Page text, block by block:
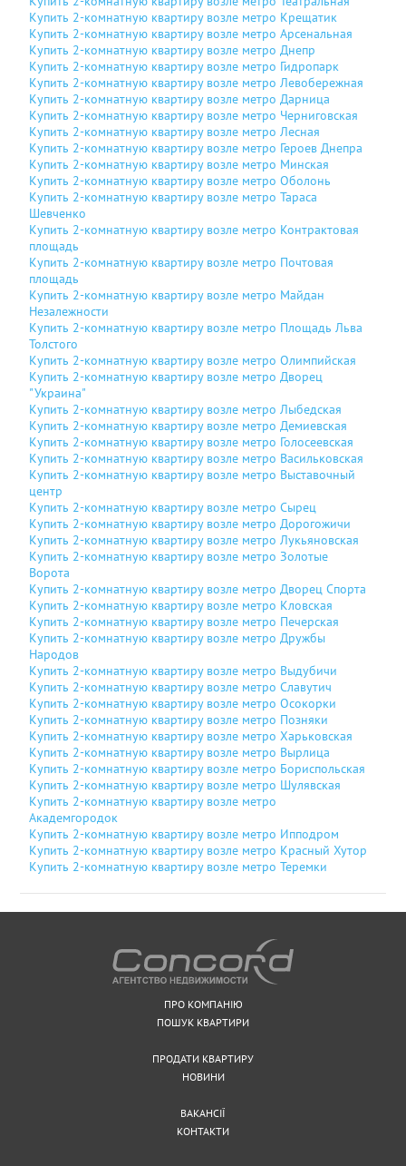
НАДІСЛАТИ
Купить 2-комнатную квартиру возле метро Крещатик
Купить 2-комнатную квартиру возле метро Арсенальная
Купить 2-комнатную квартиру возле метро Днепр
Купить 2-комнатную квартиру возле метро Гидропарк
Купить 2-комнатную квартиру возле метро Левобережная
Купить 2-комнатную квартиру возле метро Дарница
Купить 2-комнатную квартиру возле метро Черниговская
Купить 2-комнатную квартиру возле метро Лесная
Купить 2-комнатную квартиру возле метро Героев Днепра
Купить 2-комнатную квартиру возле метро Минская
Купить 2-комнатную квартиру возле метро Оболонь
Купить 2-комнатную квартиру возле метро Тараса
Шевченко
Купить 2-комнатную квартиру возле метро Контрактовая
площадь
Купить 2-комнатную квартиру возле метро Почтовая
площадь
Купить 2-комнатную квартиру возле метро Майдан
Незалежности
Купить 2-комнатную квартиру возле метро Площадь Льва
Толстого
Купить 2-комнатную квартиру возле метро Олимпийская
Купить 2-комнатную квартиру возле метро Дворец
"Украина"
Купить 2-комнатную квартиру возле метро Лыбедская
Купить 2-комнатную квартиру возле метро Демиевская
Купить 2-комнатную квартиру возле метро Голосеевская
Купить 2-комнатную квартиру возле метро Васильковская
Купить 2-комнатную квартиру возле метро Выставочный
центр
Купить 2-комнатную квартиру возле метро Сырец
Купить 2-комнатную квартиру возле метро Дорогожичи
Купить 2-комнатную квартиру возле метро Лукьяновская
Купить 2-комнатную квартиру возле метро Золотые
Ворота
Купить 2-комнатную квартиру возле метро Дворец Спорта
Купить 2-комнатную квартиру возле метро Кловская
Купить 2-комнатную квартиру возле метро Печерская
Купить 2-комнатную квартиру возле метро Дружбы
Народов
Купить 2-комнатную квартиру возле метро Выдубичи
Купить 2-комнатную квартиру возле метро Славутич
Купить 2-комнатную квартиру возле метро Осокорки
Купить 2-комнатную квартиру возле метро Позняки
Купить 2-комнатную квартиру возле метро Харьковская
Купить 2-комнатную квартиру возле метро Вырлица
Купить 2-комнатную квартиру возле метро Бориспольская
Купить 2-комнатную квартиру возле метро Шулявская
Купить 2-комнатную квартиру возле метро
Академгородок
Купить 2-комнатную квартиру возле метро Ипподром
Купить 2-комнатную квартиру возле метро Красный Хутор
Купить 2-комнатную квартиру возле метро Теремки
ПРО КОМПАНІЮ
ПОШУК КВАРТИРИ
ПРОДАТИ КВАРТИРУ
НОВИНИ
ВАКАНСІЇ
КОНТАКТИ